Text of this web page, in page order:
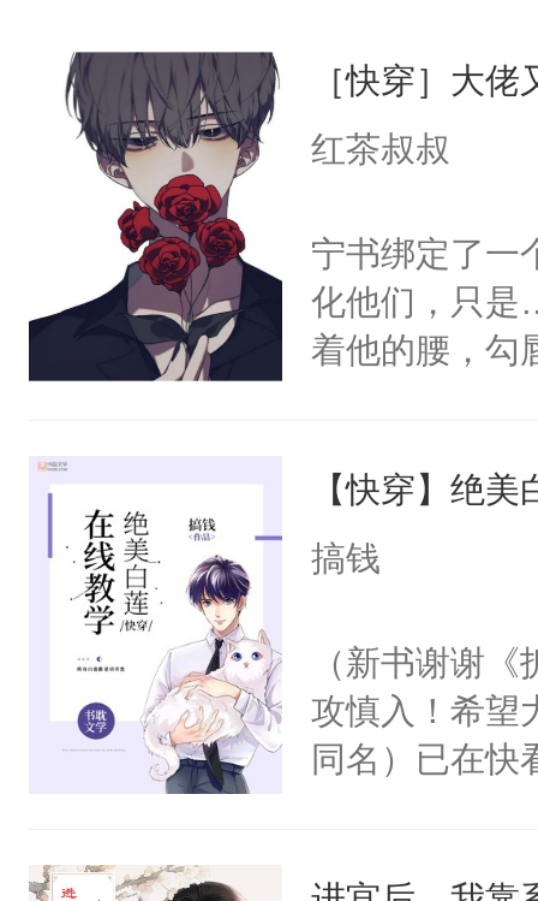
［快穿］大
红茶叔叔
宁书绑定了一
化他们，只是
着他的腰，勾
来，给老公
用力——为你
【快穿】绝
搞钱
（新书谢谢
攻慎入！希望
同名）已在快